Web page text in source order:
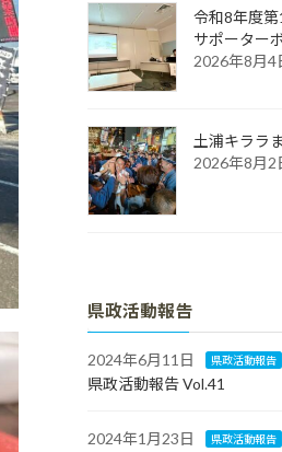
令和8年度
サポーター
2026年8月4
土浦キララ
2026年8月2
県政活動報告
2024年6月11日 県政活動報告
県政活動報告 Vol.41
2024年1月23日 県政活動報告